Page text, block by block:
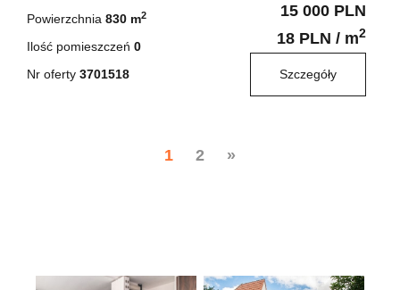
Powierzchnia 830 m2
Ilość pomieszczeń 0
Nr oferty 3701518
15 000 PLN
18 PLN / m2
Szczegóły
1 2 »